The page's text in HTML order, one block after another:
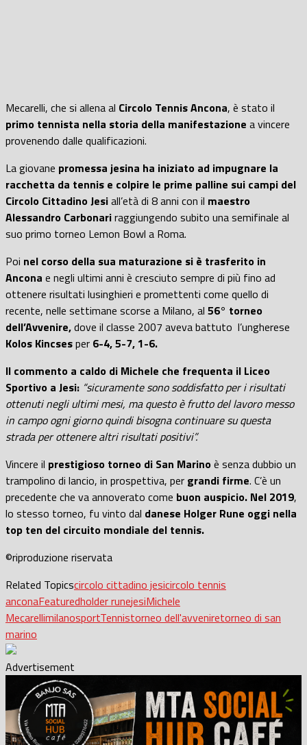
Mecarelli, che si allena al Circolo Tennis Ancona, è stato il
primo tennista nella storia della manifestazione a vincere
provenendo dalle qualificazioni.
La giovane promessa jesina ha iniziato ad impugnare la
racchetta da tennis e colpire le prime palline sui campi del
Circolo Cittadino Jesiall’età di 8 anni con il maestro
Alessandro Carbonariraggiungendo subito una semifinale al
suo primo torneo Lemon Bowl a Roma.
Poi nel corso della sua maturazione si è trasferito in
Ancona e negli ultimi anni è cresciuto sempre di più fino ad
ottenere risultati lusinghieri e promettenti come quello di
recente, nelle settimane scorse a Milano, al 56° torneo
dell’Avvenire,dove il classe 2007 aveva battuto l’ungherese
Kolos Kincsesper 6-4, 5-7, 1-6.
Il commento a caldo di Michele che frequenta il Liceo
Sportivo a Jesi: “sicuramente sono soddisfatto per i risultati
ottenuti negli ultimi mesi, ma questo è frutto del lavoro messo
in campo ogni giorno quindi bisogna continuare su questa
strada per ottenere altri risultati positivi”.
Vincere il prestigioso torneo di San Marinoè senza dubbio un
trampolino di lancio, in prospettiva, per grandi firme. C’è un
precedente che va annoverato come buon auspicio. Nel 2019,
lo stesso torneo, fu vinto dal danese Holger Rune oggi nella
top ten del circuito mondiale del tennis.
©riproduzione riservata
Related Topicscircolo cittadino jesicircolo tennis
anconaFeaturedholder runejesiMichele
MecarellimilanosportTennistorneo dell'avveniretorneo di san
marino
Advertisement